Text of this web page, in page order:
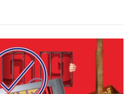
LINE EMAIL